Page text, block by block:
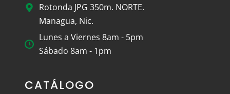
Rotonda JPG 350m. NORTE.
Managua, Nic.
Lunes a Viernes 8am - 5pm
Sábado 8am - 1pm
CATÁLOGO